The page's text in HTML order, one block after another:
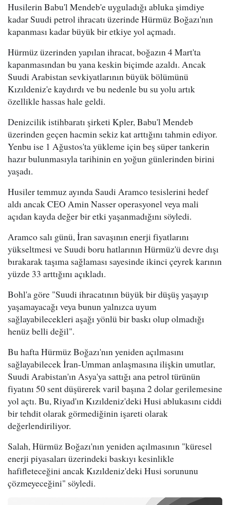
Husilerin Babu'l Mendeb'e uyguladığı abluka şimdiye
kadar Suudi petrol ihracatı üzerinde Hürmüz Boğazı'nın
kapanması kadar büyük bir etkiye yol açmadı.
Hürmüz üzerinden yapılan ihracat, boğazın 4 Mart'ta
kapanmasından bu yana keskin biçimde azaldı. Ancak
Suudi Arabistan sevkiyatlarının büyük bölümünü
Kızıldeniz'e kaydırdı ve bu nedenle bu su yolu artık
özellikle hassas hale geldi.
Denizcilik istihbaratı şirketi Kpler, Babu'l Mendeb
üzerinden geçen hacmin sekiz kat arttığını tahmin ediyor.
Yenbu ise 1 Ağustos'ta yükleme için beş süper tankerin
hazır bulunmasıyla tarihinin en yoğun günlerinden birini
yaşadı.
Husiler temmuz ayında Saudi Aramco tesislerini hedef
aldı ancak CEO Amin Nasser operasyonel veya mali
açıdan kayda değer bir etki yaşanmadığını söyledi.
Aramco salı günü, İran savaşının enerji fiyatlarını
yükseltmesi ve Suudi boru hatlarının Hürmüz'ü devre dışı
bırakarak taşıma sağlaması sayesinde ikinci çeyrek karının
yüzde 33 arttığını açıkladı.
Bohl'a göre "Suudi ihracatının büyük bir düşüş yaşayıp
yaşamayacağı veya bunun yalnızca uyum
sağlayabilecekleri aşağı yönlü bir baskı olup olmadığı
henüz belli değil".
Bu hafta Hürmüz Boğazı'nın yeniden açılmasını
sağlayabilecek İran-Umman anlaşmasına ilişkin umutlar,
Suudi Arabistan'ın Asya'ya sattığı ana petrol türünün
fiyatını 50 sent düşürerek varil başına 2 dolar gerilemesine
yol açtı. Bu, Riyad'ın Kızıldeniz'deki Husi ablukasını ciddi
bir tehdit olarak görmediğinin işareti olarak
değerlendiriliyor.
Salah, Hürmüz Boğazı'nın yeniden açılmasının "küresel
enerji piyasaları üzerindeki baskıyı kesinlikle
hafifleteceğini ancak Kızıldeniz'deki Husi sorununu
çözmeyeceğini" söyledi.